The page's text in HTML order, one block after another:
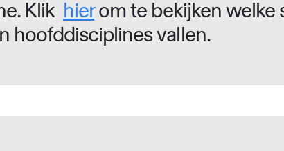
Klik hierom te bekijken welke
hoofddisciplines vallen.